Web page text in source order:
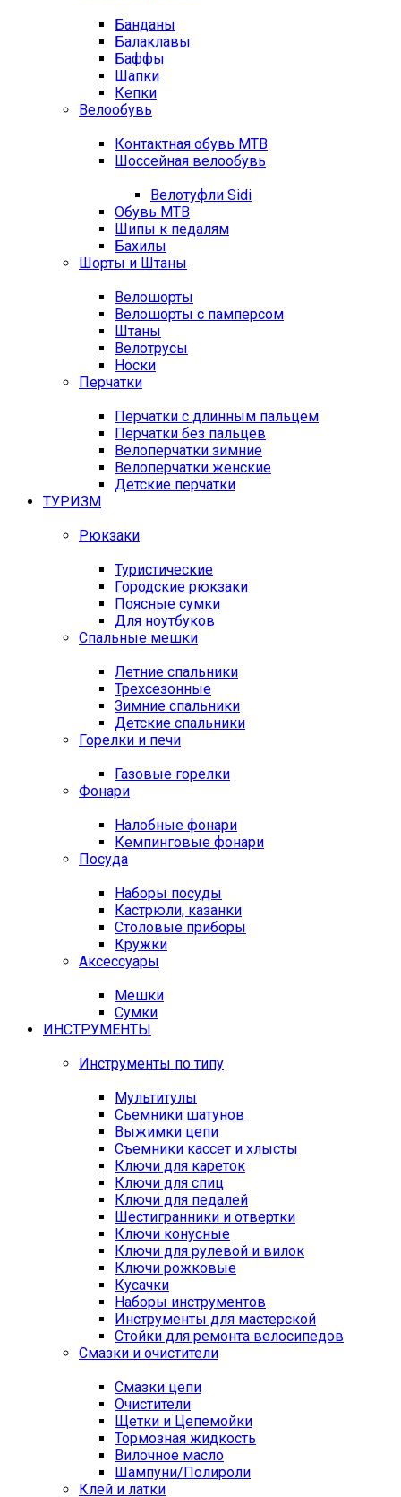
Банданы
Балаклавы
Баффы
Шапки
Кепки
Велообувь
Контактная обувь MTB
Шоссейная велообувь
Велотуфли Sidi
Обувь MTB
Шипы к педалям
Бахилы
Шорты и Штаны
Велошорты
Велошорты с памперсом
Штаны
Велотрусы
Носки
Перчатки
Перчатки с длинным пальцем
Перчатки без пальцев
Велоперчатки зимние
Велоперчатки женские
Детские перчатки
ТУРИЗМ
Рюкзаки
Туристические
Городские рюкзаки
Поясные сумки
Для ноутбуков
Спальные мешки
Летние спальники
Трехсезонные
Зимние спальники
Детские спальники
Горелки и печи
Газовые горелки
Фонари
Налобные фонари
Кемпинговые фонари
Посуда
Наборы посуды
Кастрюли, казанки
Столовые приборы
Кружки
Аксессуары
Мешки
Сумки
ИНСТРУМЕНТЫ
Инструменты по типу
Мультитулы
Сьемники шатунов
Выжимки цепи
Съемники кассет и хлысты
Ключи для кареток
Ключи для спиц
Ключи для педалей
Шестигранники и отвертки
Ключи конусные
Ключи для рулевой и вилок
Ключи рожковые
Кусачки
Наборы инструментов
Инструменты для мастерской
Стойки для ремонта велосипедов
Смазки и очистители
Смазки цепи
Очистители
Щетки и Цепемойки
Тормозная жидкость
Вилочное масло
Шампуни/Полироли
Клей и латки